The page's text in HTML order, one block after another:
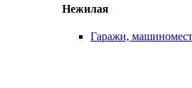
Нежилая
Гаражи,